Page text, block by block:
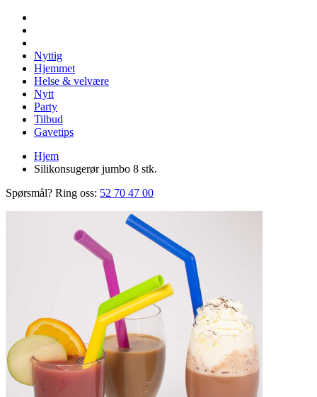
Nyttig
Hjemmet
Helse & velvære
Nytt
Party
Tilbud
Gavetips
Hjem
Silikonsugerør jumbo 8 stk.
Spørsmål? Ring oss: 52 70 47 00